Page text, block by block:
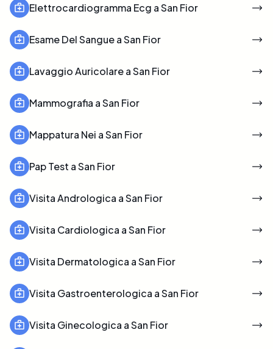
Elettrocardiogramma Ecg a San Fior
Esame Del Sangue a San Fior
Lavaggio Auricolare a San Fior
Mammografia a San Fior
Mappatura Nei a San Fior
Pap Test a San Fior
Visita Andrologica a San Fior
Visita Cardiologica a San Fior
Visita Dermatologica a San Fior
Visita Gastroenterologica a San Fior
Visita Ginecologica a San Fior